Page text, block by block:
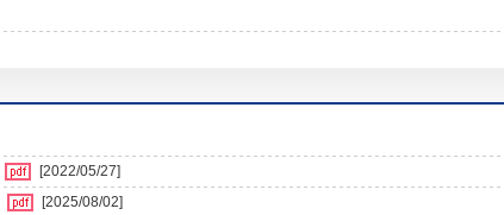
[2022/05/27]
[2025/08/02]